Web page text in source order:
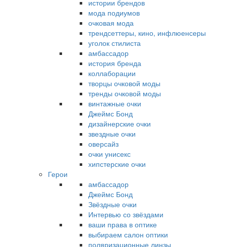
истории брендов
мода подиумов
очковая мода
трендсеттеры, кино, инфлюенсеры
уголок стилиста
амбассадор
история бренда
коллаборации
творцы очковой моды
тренды очковой моды
винтажные очки
Джеймс Бонд
дизайнерские очки
звездные очки
оверсайз
очки унисекс
хипстерские очки
Герои
амбассадор
Джеймс Бонд
Звёздные очки
Интервью со звёздами
ваши права в оптике
выбираем салон оптики
поляризационные линзы